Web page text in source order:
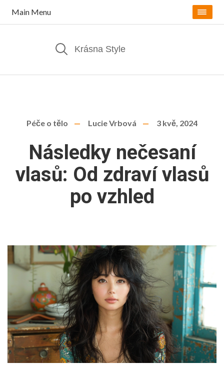
Main Menu
Péče o tělo Lucie Vrbová 3 kvě, 2024
Následky nečesaní
vlasů: Od zdraví vlasů
po vzhled